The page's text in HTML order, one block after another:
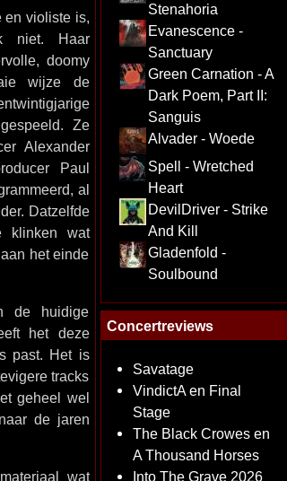
en violiste is,
niet. Haar
doomy
wijze de
Ze
Alexander
Paul
al
Datzelfde
klinken wat
het einde
de huidige
het deze
past. Het is
tracks
geheel wel
de jaren
wat
Stenahoria
Evanescence -
Sanctuary
Green Carnation - A
Dark Poem, Part II:
Sanguis
Alvader - Woede
Spell - Wretched
Heart
DevilDriver - Strike
And Kill
Gladenfold -
Soulbound
Concertreviews
Savatage
VindictA en Final
Stage
The Black Crowes en
A Thousand Horses
Into The Grave 2026